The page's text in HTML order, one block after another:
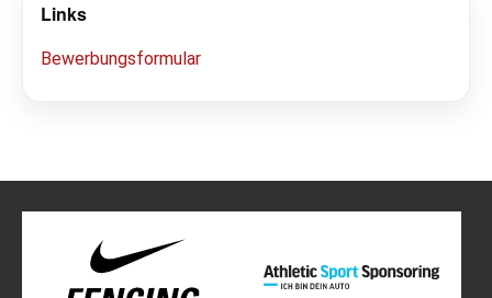
Links
Bewerbungsformular